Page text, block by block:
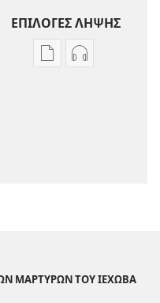
ΕΠΙΛΟΓΕΣ ΛΗΨΗΣ
ΕπιλογέςΕπιλογές
ΜΑΡΤΥΡΩΝ ΤΟΥ ΙΕΧΩΒΑ